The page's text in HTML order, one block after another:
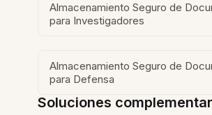
Almacenamiento Seguro de
para Investigadores
Almacenamiento Seguro de
para Defensa
Soluciones